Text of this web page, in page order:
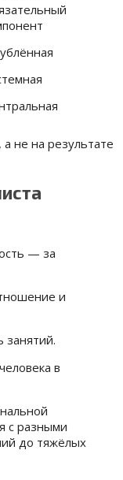
не на результате
— за
и
в
с разными
до тяжёлых